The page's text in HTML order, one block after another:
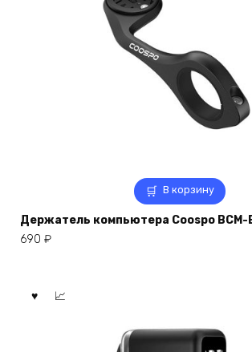
В корзину
Держатель компьютера Coospo BCM-
690 ₽